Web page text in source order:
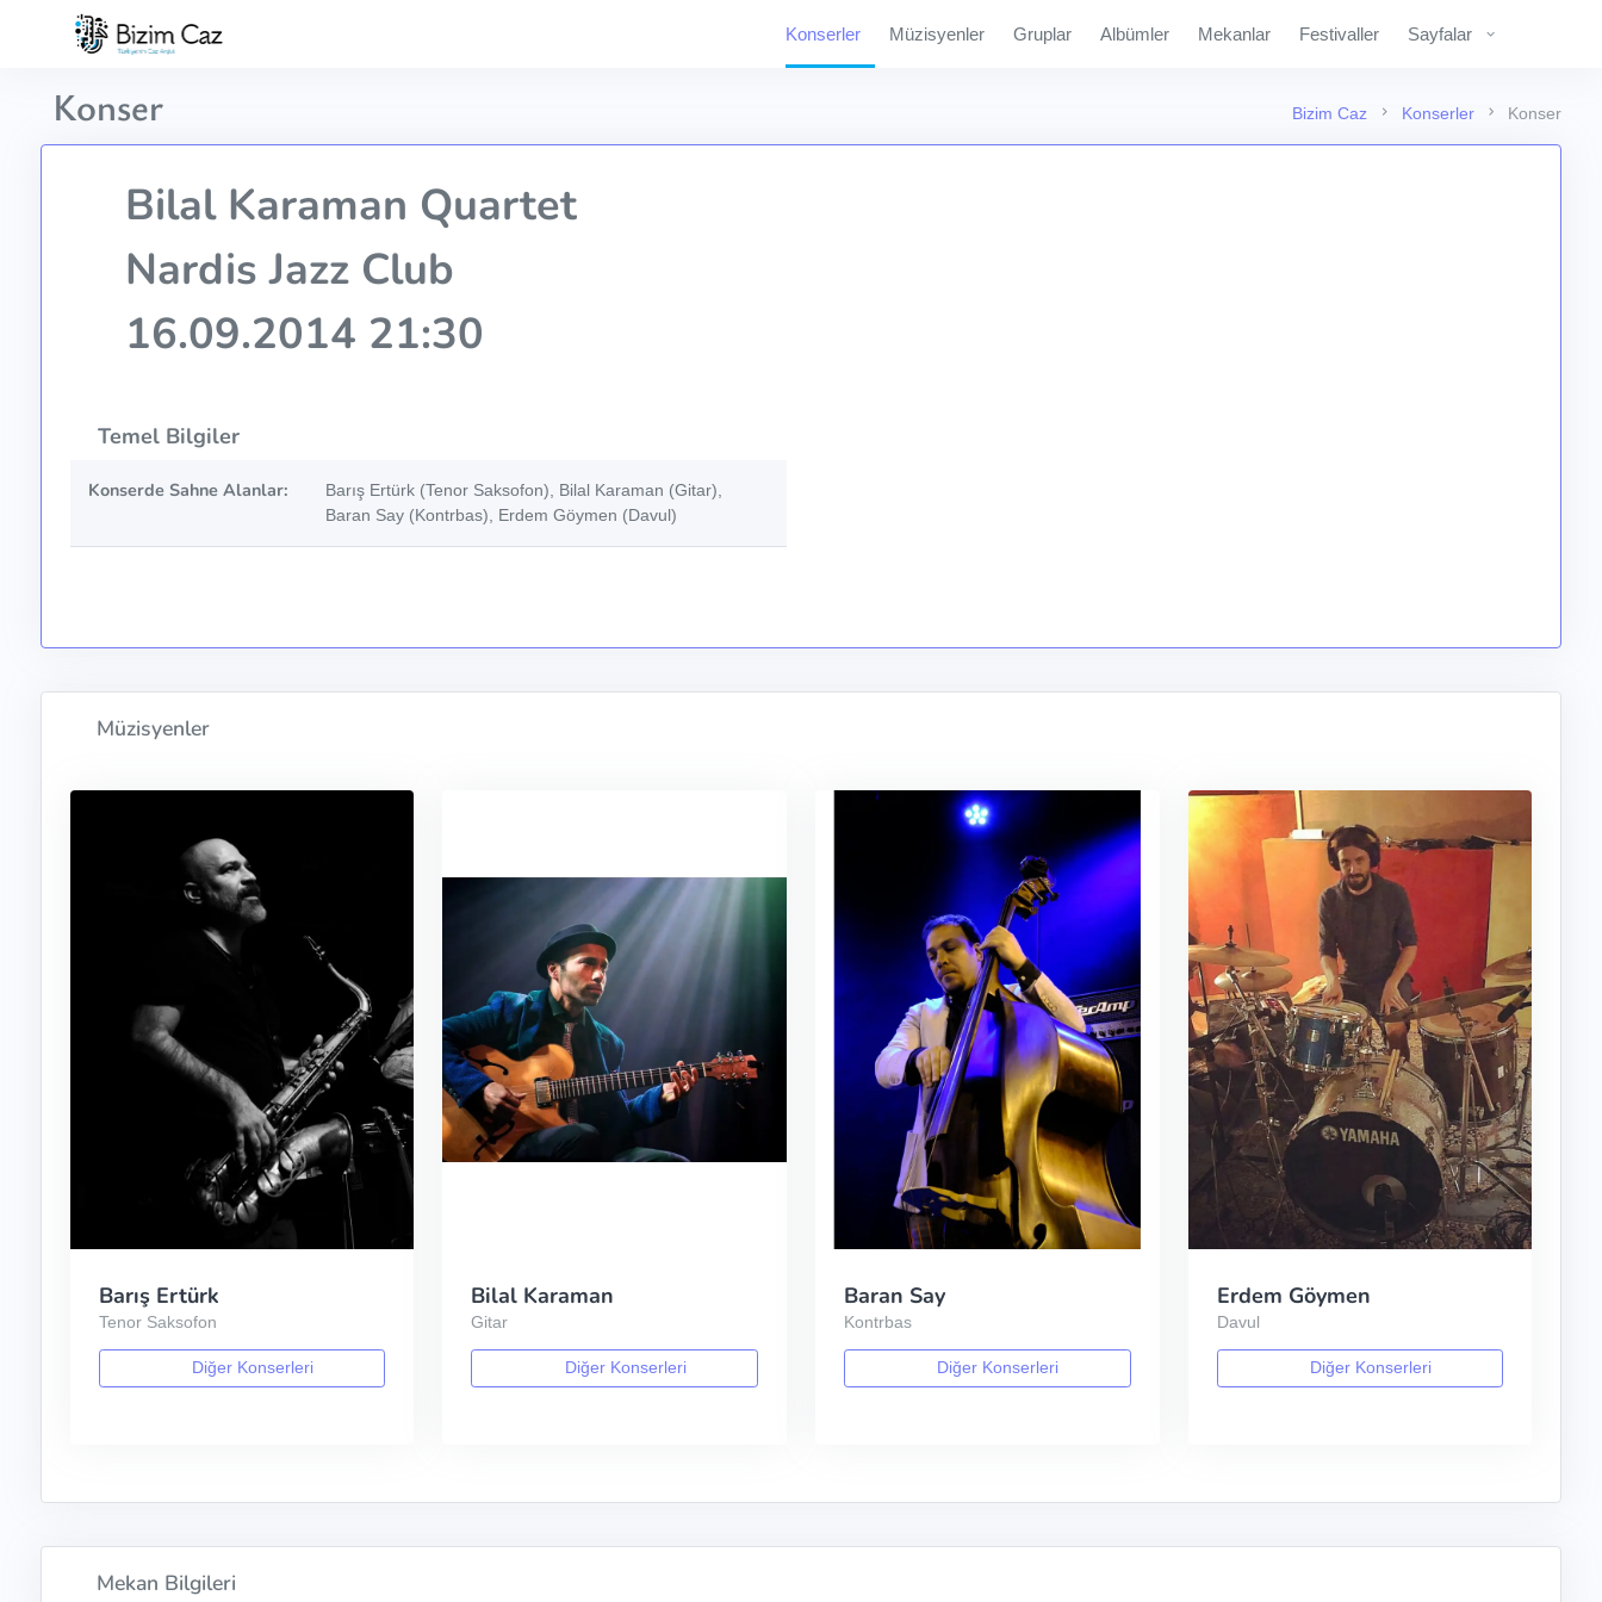
Konserler Müzisyenler Gruplar Albümler Mekanlar Festivaller Sayfalar
Bizim Caz Konserler Konser
Konser
Bilal Karaman Quartet
Nardis Jazz Club
16.09.2014 21:30
Temel Bilgiler
Konserde Sahne Alanlar:
Barış Ertürk (Tenor Saksofon), Bilal Karaman (Gitar),
Baran Say (Kontrbas), Erdem Göymen (Davul)
Müzisyenler
Barış Ertürk
Tenor Saksofon
Diğer Konserleri
Bilal Karaman
Gitar
Diğer Konserleri
Baran Say
Kontrbas
Diğer Konserleri
Erdem Göymen
Davul
Diğer Konserleri
Mekan Bilgileri